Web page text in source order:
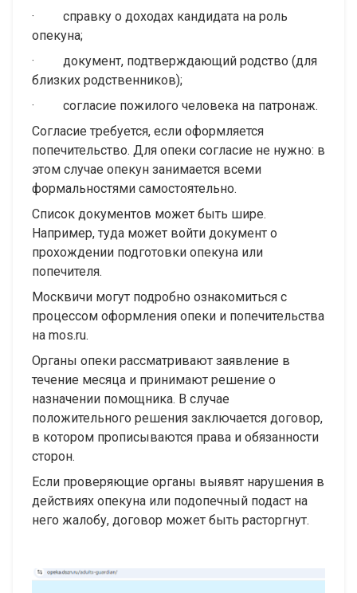
· справку о доходах кандидата на роль
опекуна;
· документ, подтверждающий родство (для
близких родственников);
· согласие пожилого человека на патронаж.
Согласие требуется, если оформляется
попечительство. Для опеки согласие не нужно: в
этом случае опекун занимается всеми
формальностями самостоятельно.
Список документов может быть шире.
Например, туда может войти документ о
прохождении подготовки опекуна или
попечителя.
Москвичи могут подробно ознакомиться с
процессом оформления опеки и попечительства
на mos.ru.
Органы опеки рассматривают заявление в
течение месяца и принимают решение о
назначении помощника. В случае
положительного решения заключается договор,
в котором прописываются права и обязанности
сторон.
Если проверяющие органы выявят нарушения в
действиях опекуна или подопечный подаст на
него жалобу, договор может быть расторгнут.